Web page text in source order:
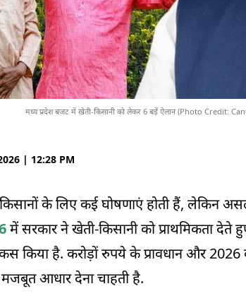
मध्य प्रदेश बजट में खेती-किसानी को लेकर 6 बड़ें ऐलान (Photo Credit:
| 12:28 PM
के लिए कई घोषणाएं होती हैं, लेकिन
में सरकार ने खेती-किसानी को प्राथमिकता देते
किया है. करोड़ों रुपये के प्रावधान और 2026
आधार देना चाहती है.